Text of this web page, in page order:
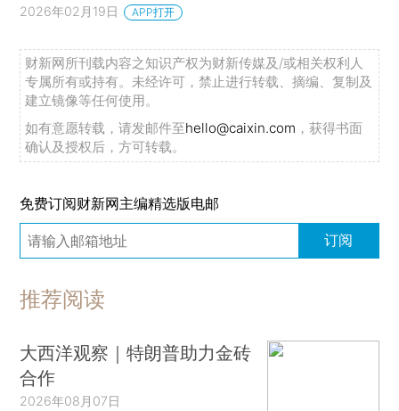
2026年02月19日 APP打开
财新网所刊载内容之知识产权为财新传媒及/或相关权利人
专属所有或持有。未经许可，禁止进行转载、摘编、复制及
建立镜像等任何使用。
如有意愿转载，请发邮件至hello@caixin.com ，获得书面
确认及授权后，方可转载。
免费订阅财新网主编精选版电邮
订阅
推荐阅读
大西洋观察｜特朗普助力金砖
合作
2026年08月07日